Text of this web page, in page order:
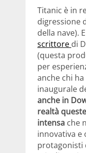
Titanic è in
digressione
della nave).
scrittore di
(questa
per
anche chi
inaugurale
anche in
realtà
intensa che
innovativa e
protagonisti